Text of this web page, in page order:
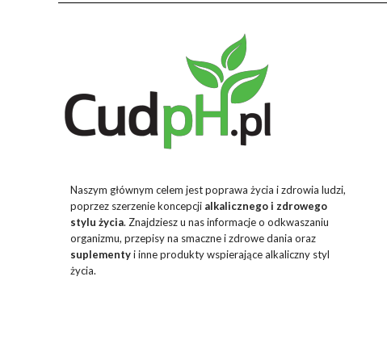
Naszym głównym celem jest poprawa życia i zdrowia ludzi,
poprzez szerzenie koncepcji alkalicznego i zdrowego
stylu życia. Znajdziesz u nas informacje o odkwaszaniu
organizmu, przepisy na smaczne i zdrowe dania oraz
suplementyi inne produkty wspierające alkaliczny styl
życia.